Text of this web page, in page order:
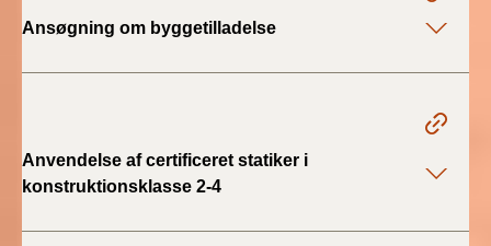
2018)
Tidligere BR (1961-
Ansøgning om byggetilladelse
Anvendelse af certificeret statiker i
konstruktionsklasse 2-4